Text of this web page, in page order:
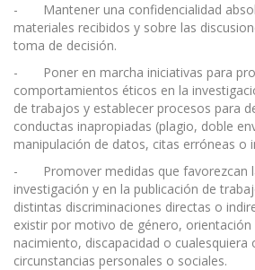
- Mantener una confidencialidad
materiales recibidos y sobre las
toma de decisión.
- Poner en marcha iniciativas para
comportamientos éticos en la
de trabajos y establecer procesos para
conductas inapropiadas (plagio, doble
manipulación de datos, citas erróneas o
- Promover medidas que favorezcan
investigación y en la publicación de
distintas discriminaciones directas o
existir por motivo de género, orientación
nacimiento, discapacidad o cualesquiera
circunstancias personales o sociales.